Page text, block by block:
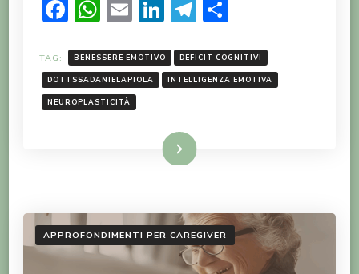
Facebook
WhatsApp
EmailLinkedInTelegram
TAG: BENESSERE EMOTIVO DEFICIT COGNITIVI
DOTTSSADANIELAPIOLA INTELLIGENZA EMOTIVA
NEUROPLASTICITÀ
LEGGI TUTTO
APPROFONDIMENTI PER CAREGIVER